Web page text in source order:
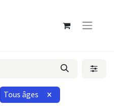
Tous âges ×